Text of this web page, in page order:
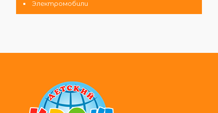
Электромобили